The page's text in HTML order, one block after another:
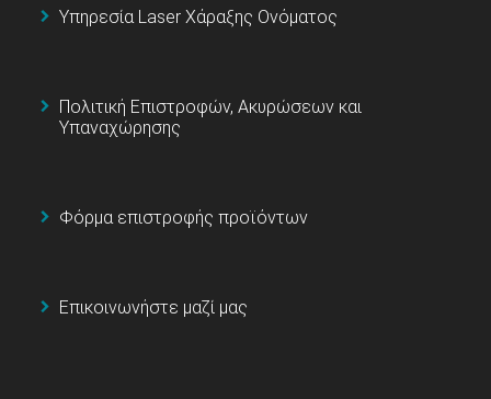
Υπηρεσία Laser Χάραξης Ονόματος
Πολιτική Επιστροφών, Ακυρώσεων και
Υπαναχώρησης
Φόρμα επιστροφής προϊόντων
Επικοινωνήστε μαζί μας